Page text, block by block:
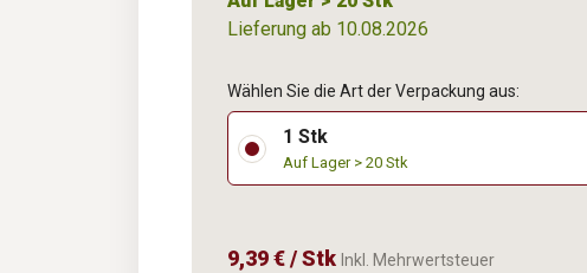
Lieferung ab 10.08.2026
Wählen Sie die Art der Verpackung aus:
1 Stk
Auf Lager > 20 Stk
9,39 € / Stk Inkl. Mehrwertsteuer